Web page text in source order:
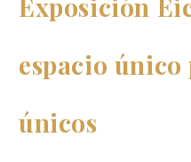
Exposición
espacio
únicos